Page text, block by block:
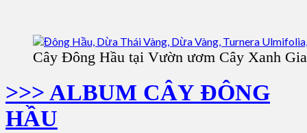
Cây Đông Hầu tại Vườn ươm Cây Xanh
>>> ALBUM CÂY ĐÔNG
HẦU